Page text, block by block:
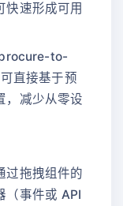
快速形成可用
to-
直接基于预
，减少从零设
过拖拽组件的
（事件或 API